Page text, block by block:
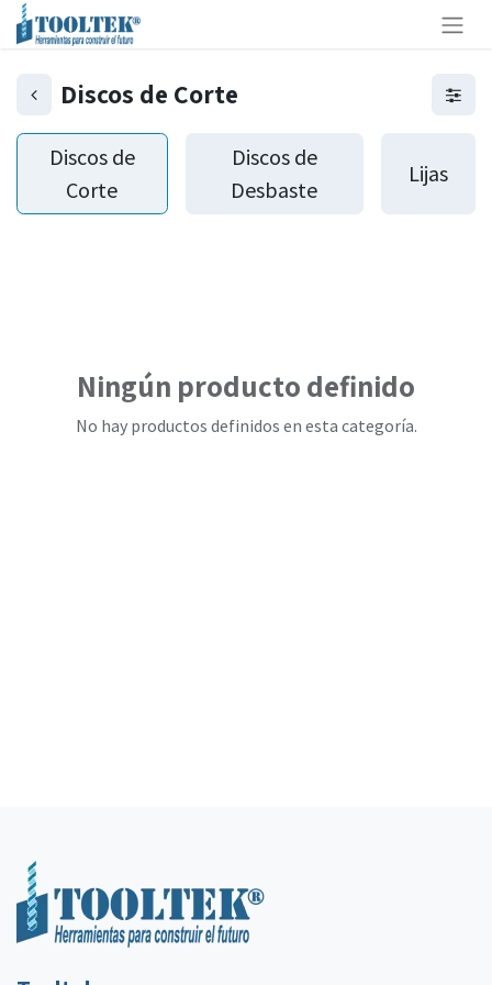
Discos de Corte
Discos de
Corte
Discos de
Desbaste
Lijas
Ningún producto definido
No hay productos definidos en esta categoría.